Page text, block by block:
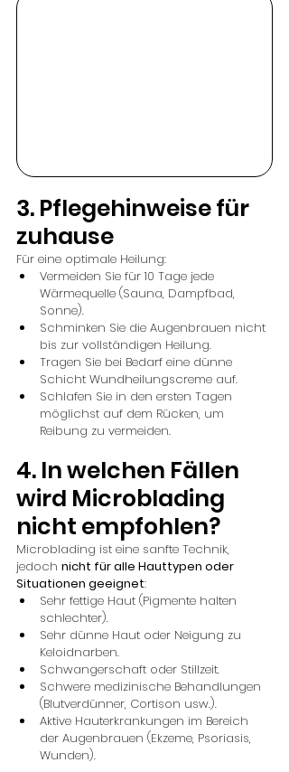
3. Pflegehinweise für
zuhause
Für eine optimale Heilung:
Vermeiden Sie für 10 Tage jede
Wärmequelle (Sauna, Dampfbad,
Sonne).
Schminken Sie die Augenbrauen nicht
bis zur vollständigen Heilung.
Tragen Sie bei Bedarf eine dünne
Schicht Wundheilungscreme auf.
Schlafen Sie in den ersten Tagen
möglichst auf dem Rücken, um
Reibung zu vermeiden.
4. In welchen Fällen
wird Microblading
nicht empfohlen?
Microblading ist eine sanfte Technik,
jedoch nicht für alle Hauttypen oder
Situationen geeignet:
Sehr fettige Haut (Pigmente halten
schlechter).
Sehr dünne Haut oder Neigung zu
Keloidnarben.
Schwangerschaft oder Stillzeit.
Schwere medizinische Behandlungen
(Blutverdünner, Cortison usw.).
Aktive Hauterkrankungen im Bereich
der Augenbrauen (Ekzeme, Psoriasis,
Wunden).